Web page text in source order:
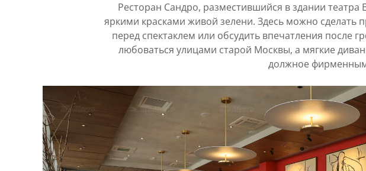
Ресторан Сандро, разместившийся в здании
яркими красками живой зелени. Здесь можно сделать
перед спектаклем или обсудить впечатления
любоваться улицами старой Москвы, а мягкие
должное